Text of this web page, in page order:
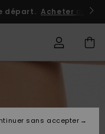
départ. Acheter
sans accepter